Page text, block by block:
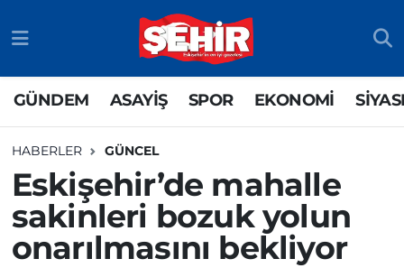
GÜNDEM ASAYİŞ SPOR EKONOMİ
HABERLER GÜNCEL
Eskişehir’de mahalle
sakinleri bozuk yolun
onarılmasını bekliyor
SPOR
EKONOMİ
SİYASET
SİYASET
SPOR
EKONOMİ
Odunpazarı Nöbetçi Eczaneler
Odunpazarı Hava Durumu
Odunpazarı Trafik Yoğunluk Haritası
TFF 3.Lig 4.Grup Puan Durumu ve Fikstür
Tüm Manşetler